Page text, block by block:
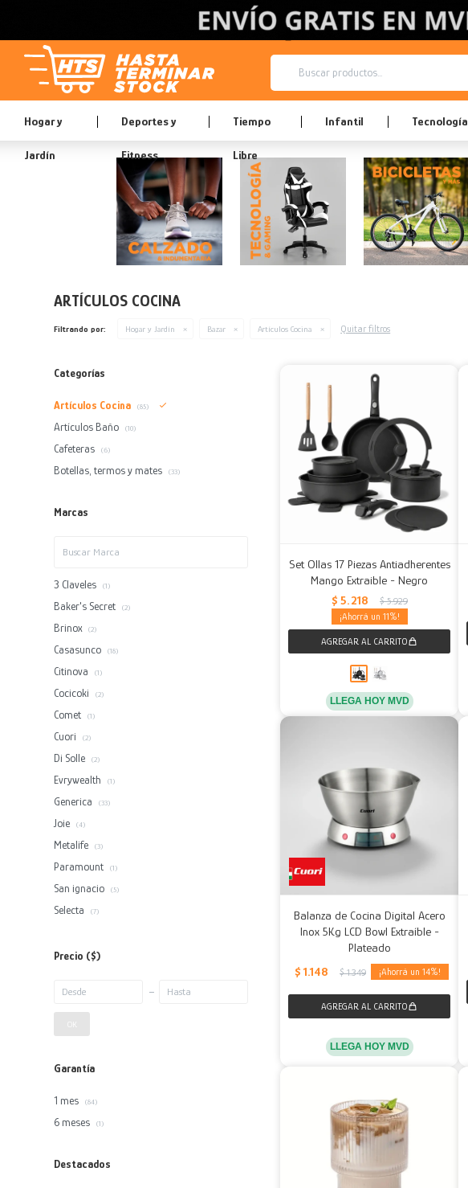
Hogar y
Jardín
Deportes y
Fitness
Tiempo
Libre
Infantil Tecnología
ARTÍCULOS COCINA
Filtrando por: Hogar y Jardín Bazar Artículos Cocina Quitar filtros
Set Ollas 17 Piezas Antiadherentes
Mango Extraible - Negro
$ 5.218 $ 5.929
11
LLEGA HOY MVD
Balanza de Cocina Digital Acero
Inox 5Kg LCD Bowl Extraíble -
Plateado
$ 1.148 $ 1.349 14
LLEGA HOY MVD
Categorías
Artículos Cocina (85)
Artículos Baño (10)
Cafeteras (6)
Botellas, termos y mates (33)
Marcas
3 Claveles (1)
Baker's Secret (2)
Brinox (2)
Casasunco (18)
Citinova (1)
Cocicoki (2)
Comet (1)
Cuori (2)
Di Solle (2)
Evrywealth (1)
Generica (33)
Joie (4)
Metalife (3)
Paramount (1)
San ignacio (5)
Selecta (7)
Precio ($)
Garantía
1 mes (84)
6 meses (1)
Destacados